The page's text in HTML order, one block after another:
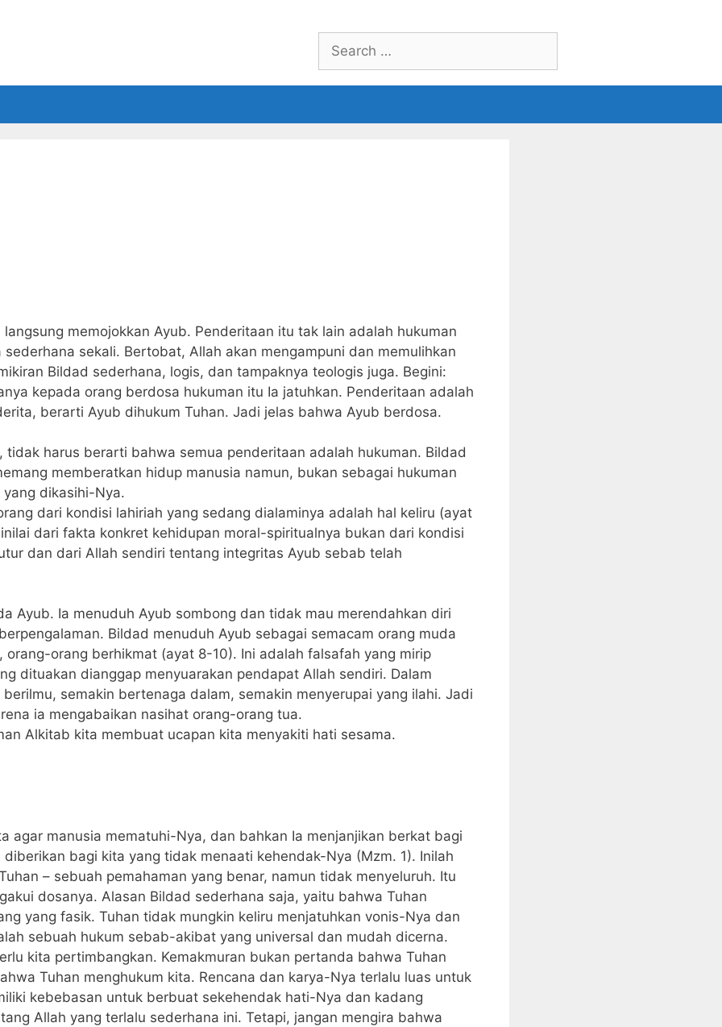
Search
for:
memojokkan Ayub. Penderitaan itu tak lain adalah hukuman
sekali. Bertobat, Allah akan mengampuni dan memulihkan
Bildad sederhana, logis, dan tampaknya teologis juga. Begini:
kepada orang berdosa hukuman itu Ia jatuhkan. Penderitaan adalah
berarti Ayub dihukum Tuhan. Jadi jelas bahwa Ayub berdosa.
harus berarti bahwa semua penderitaan adalah hukuman. Bildad
memberatkan hidup manusia namun, bukan sebagai hukuman
dikasihi-Nya.
dari kondisi lahiriah yang sedang dialaminya adalah hal keliru (ayat
dari fakta konkret kehidupan moral-spiritualnya bukan dari kondisi
dan dari Allah sendiri tentang integritas Ayub sebab telah
Ayub. Ia menuduh Ayub sombong dan tidak mau merendahkan diri
Bildad menuduh Ayub sebagai semacam orang muda
orang berhikmat (ayat 8-10). Ini adalah falsafah yang mirip
dituakan dianggap menyuarakan pendapat Allah sendiri. Dalam
semakin bertenaga dalam, semakin menyerupai yang ilahi. Jadi
ia mengabaikan nasihat orang-orang tua.
Alkitab kita membuat ucapan kita menyakiti hati sesama.
agar manusia mematuhi-Nya, dan bahkan Ia menjanjikan berkat bagi
bagi kita yang tidak menaati kehendak-Nya (Mzm. 1). Inilah
– sebuah pemahaman yang benar, namun tidak menyeluruh. Itu
dosanya. Alasan Bildad sederhana saja, yaitu bahwa Tuhan
yang fasik. Tuhan tidak mungkin keliru menjatuhkan vonis-Nya dan
sebuah hukum sebab-akibat yang universal dan mudah dicerna.
kita pertimbangkan. Kemakmuran bukan pertanda bahwa Tuhan
Tuhan menghukum kita. Rencana dan karya-Nya terlalu luas untuk
kebebasan untuk berbuat sekehendak hati-Nya dan kadang
Allah yang terlalu sederhana ini. Tetapi, jangan mengira bahwa